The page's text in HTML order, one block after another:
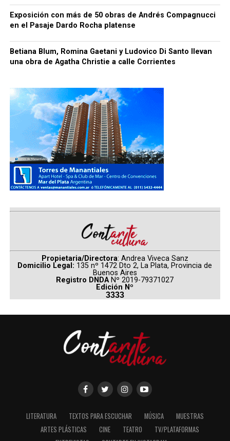
Exposición con más de 50 obras de Andrés Compagnucci
en el Pasaje Dardo Rocha platense
Betiana Blum, Romina Gaetani y Ludovico Di Santo llevan
una obra de Agatha Christie a calle Corrientes
Propietaria/Directora: Andrea Viveca Sanz
Domicilio Legal: 135 nº 1472 Dto 2, La Plata, Provincia de
Buenos Aires
Registro DNDA Nº 2019-79371027
Edición Nº
3333
LITERATURA TEXTOS PARA ESCUCHAR MÚSICA
MUESTRAS
ARTES PLÁSTICAS
CINE TEATRO
TV/PLATAFORMAS